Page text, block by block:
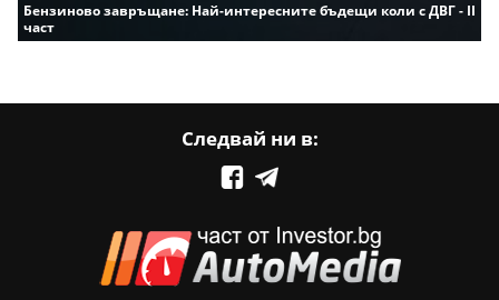
Бензиново завръщане: Най-интересните бъдещи коли с ДВГ - II
част
Следвай ни в: